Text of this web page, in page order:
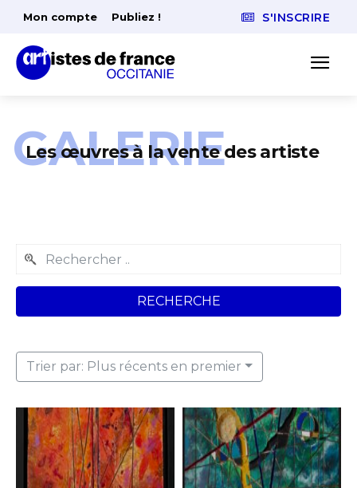
Mon compte Publiez ! S'INSCRIRE
Les œuvres à la vente des artiste
GALERIE
RECHERCHE
Trier par: Plus récents en premier